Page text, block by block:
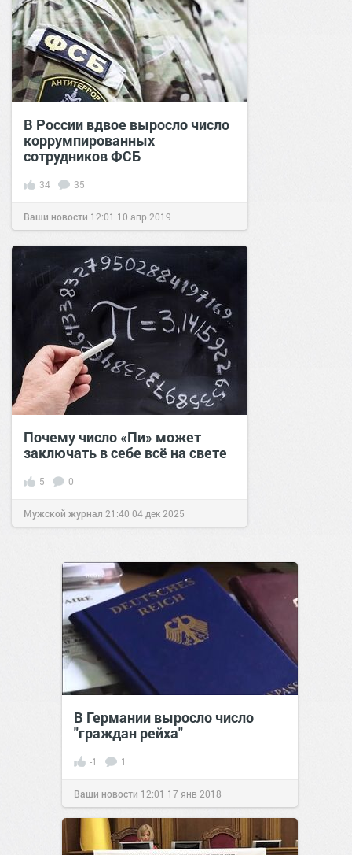
В России вдвое выросло число
коррумпированных
сотрудников ФСБ
34 35
Ваши новости 12:01 10 апр 2019
Почему число «Пи» может
заключать в себе всё на свете
5 0
Мужской журнал 21:40 04 дек 2025
В Германии выросло число
"граждан рейха"
-1 1
Ваши новости 12:01 17 янв 2018